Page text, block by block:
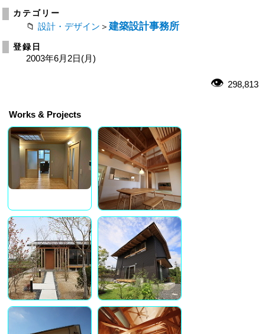
カテゴリー
設計・デザイン ＞ 建築設計事務所
登録日
2003年6月2日(月)
298,813
Works & Projects